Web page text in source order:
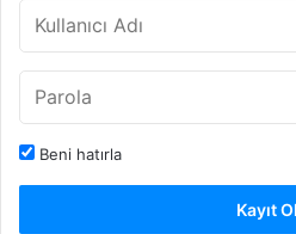
Beni hatırla
Kayıt Ol